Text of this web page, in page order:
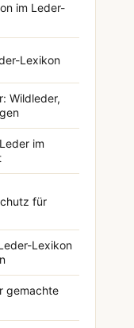
im Leder-
Lexikon
Wildleder,
im
für
Lexikon
gemachte